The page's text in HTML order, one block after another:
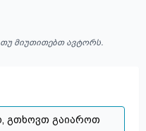
მიუთითებთ ავტორს.